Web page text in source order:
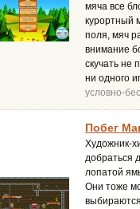
мяча все
курортный
поля, мяч
внимание
скучать не
ни одного
условно-
Побег
Художник-
добраться
лопатой
Они тоже